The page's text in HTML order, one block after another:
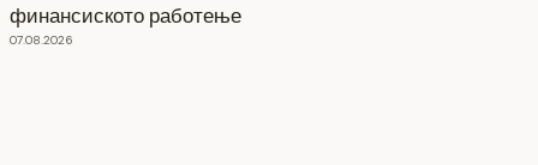
финансиското работење
07.08.2026